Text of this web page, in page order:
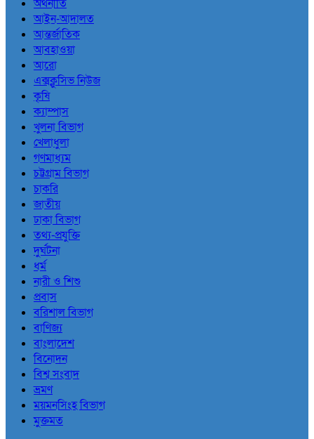
অর্থনীতি
আইন-আদালত
আন্তর্জাতিক
আবহাওয়া
আরো
এক্সক্লুসিভ নিউজ
কৃষি
ক্যাম্পাস
খুলনা বিভাগ
খেলাধুলা
গণমাধ্যম
চট্টগ্রাম বিভাগ
চাকরি
জাতীয়
ঢাকা বিভাগ
তথ্য-প্রযুক্তি
দুর্ঘটনা
ধর্ম
নারী ও শিশু
প্রবাস
বরিশাল বিভাগ
বাণিজ্য
বাংলাদেশ
বিনোদন
বিশ্ব সংবাদ
ভ্রমণ
ময়মনসিংহ বিভাগ
মুক্তমত